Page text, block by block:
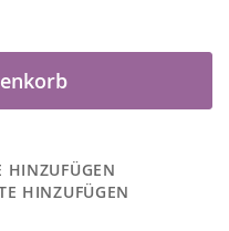
HINZUFÜGEN
HINZUFÜGEN